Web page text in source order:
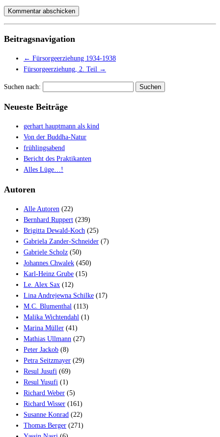
Beitragsnavigation
← Fürsorgeerziehung 1934-1938
Fürsorgeerziehung, 2. Teil →
Suchen nach:
Neueste Beiträge
gerhart hauptmann als kind
Von der Buddha-Natur
frühlingsabend
Bericht des Praktikanten
Alles Lüge…!
Autoren
Alle Autoren (22)
Bernhard Ruppert (239)
Brigitta Dewald-Koch (25)
Gabriela Zander-Schneider (7)
Gabriele Scholz (50)
Johannes Chwalek (450)
Karl-Heinz Grube (15)
Le. Alex Sax (12)
Lina Andrejewna Schilke (17)
M.C. Blumenthal (113)
Malika Wichtendahl (1)
Marina Müller (41)
Mathias Ullmann (27)
Peter Jackob (8)
Petra Seitzmayer (29)
Resul Jusufi (69)
Resul Yusufi (1)
Richard Weber (5)
Richard Wisser (161)
Susanne Konrad (22)
Thomas Berger (271)